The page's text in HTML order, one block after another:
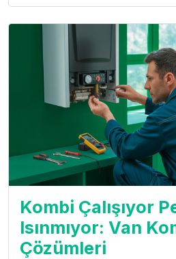
Kombi Çalışıyor
Isınmıyor: Van
Çözümleri